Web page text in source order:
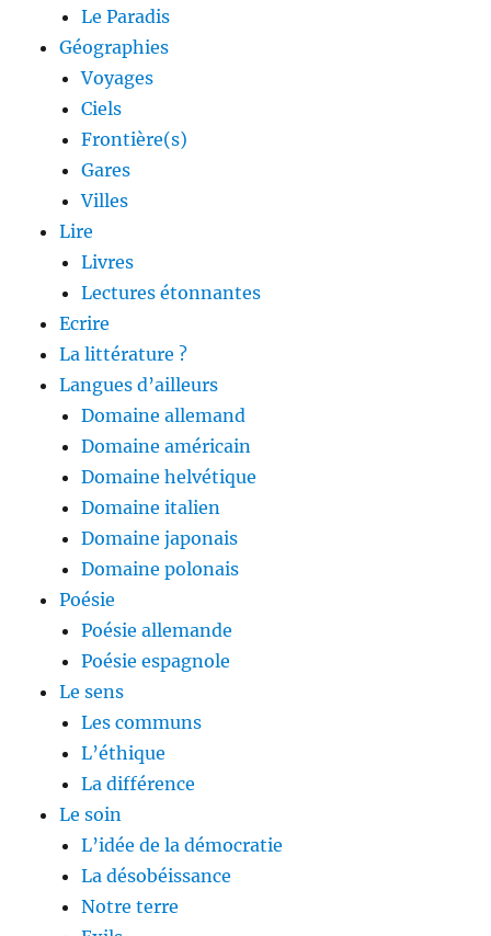
Le Paradis
Géographies
Voyages
Ciels
Frontière(s)
Gares
Villes
Lire
Livres
Lectures étonnantes
Ecrire
La littérature ?
Langues d’ailleurs
Domaine allemand
Domaine américain
Domaine helvétique
Domaine italien
Domaine japonais
Domaine polonais
Poésie
Poésie allemande
Poésie espagnole
Le sens
Les communs
L’éthique
La différence
Le soin
L’idée de la démocratie
La désobéissance
Notre terre